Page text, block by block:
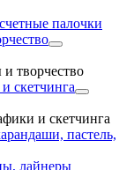
палочки
творчество
скетчинга
и скетчинга
пастель,
лайнеры